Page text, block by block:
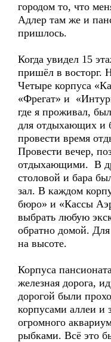
городом то, что
Адлер там же и
пришлось.
Когда увидел 15
пришёл в восторг.
Четыре корпуса
«Фрегат» и
где я проживал,
для отдыхающих и
провести время
Провести вечер,
отдыхающими. В
столовой и бара
зал. В каждом
бюро» и «Кассы
выбрать любую
обратно домой.
на высоте.
Корпуса
железная дорога,
дорогой были
корпусами аллеи
огромного
рыбками. Всё это